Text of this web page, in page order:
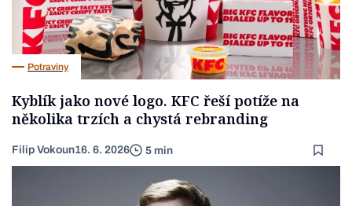
Potraviny
Kyblík jako nové logo. KFC řeší potíže na
několika trzích a chystá rebranding
Filip Vokoun16. 6. 2026 5 min